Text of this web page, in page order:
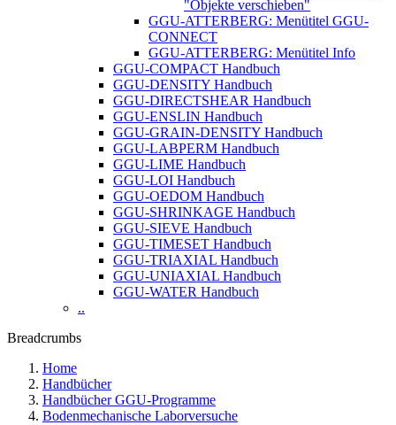
"Objekte verschieben"
GGU-ATTERBERG: Menütitel GGU-
CONNECT
GGU-ATTERBERG: Menütitel Info
GGU-COMPACT Handbuch
GGU-DENSITY Handbuch
GGU-DIRECTSHEAR Handbuch
GGU-ENSLIN Handbuch
GGU-GRAIN-DENSITY Handbuch
GGU-LABPERM Handbuch
GGU-LIME Handbuch
GGU-LOI Handbuch
GGU-OEDOM Handbuch
GGU-SHRINKAGE Handbuch
GGU-SIEVE Handbuch
GGU-TIMESET Handbuch
GGU-TRIAXIAL Handbuch
GGU-UNIAXIAL Handbuch
GGU-WATER Handbuch
..
Breadcrumbs
Home
Handbücher
Handbücher GGU-Programme
Bodenmechanische Laborversuche